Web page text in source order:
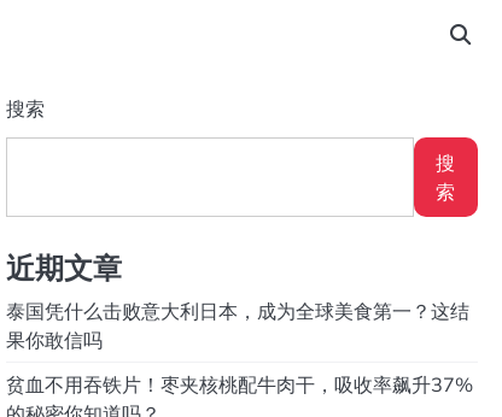
搜索
搜
索
近期文章
泰国凭什么击败意大利日本，成为全球美食第一？这结
果你敢信吗
贫血不用吞铁片！枣夹核桃配牛肉干，吸收率飙升37%